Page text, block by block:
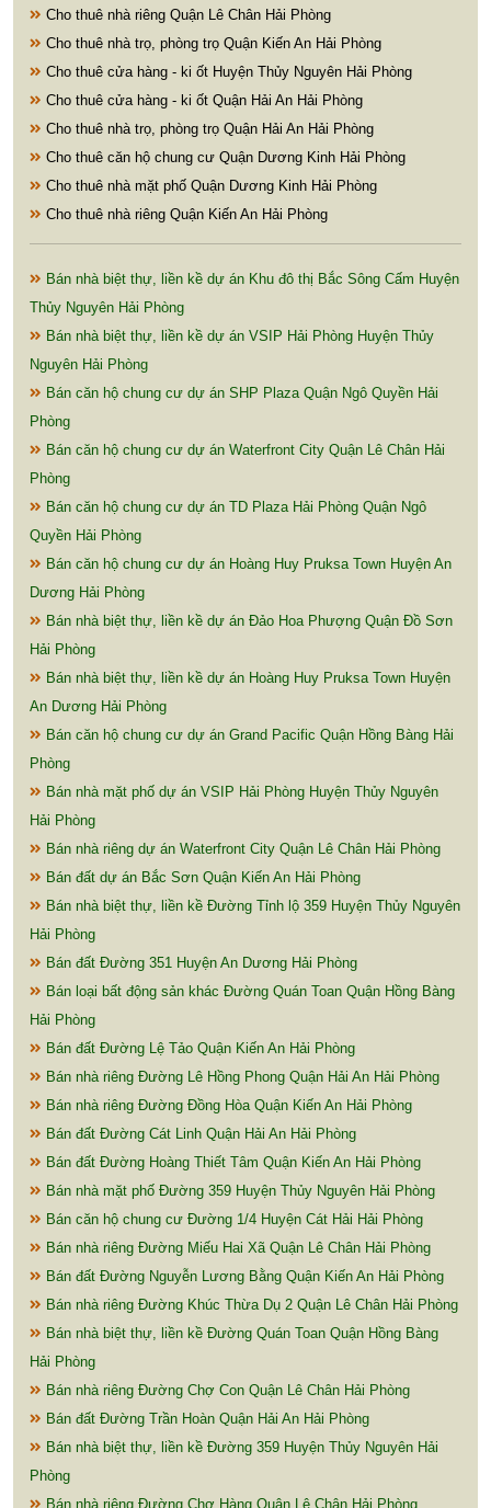
Cho thuê nhà riêng Quận Lê Chân Hải Phòng
Cho thuê nhà trọ, phòng trọ Quận Kiến An Hải Phòng
Cho thuê cửa hàng - ki ốt Huyện Thủy Nguyên Hải Phòng
Cho thuê cửa hàng - ki ốt Quận Hải An Hải Phòng
Cho thuê nhà trọ, phòng trọ Quận Hải An Hải Phòng
Cho thuê căn hộ chung cư Quận Dương Kinh Hải Phòng
Cho thuê nhà mặt phố Quận Dương Kinh Hải Phòng
Cho thuê nhà riêng Quận Kiến An Hải Phòng
Bán nhà biệt thự, liền kề dự án Khu đô thị Bắc Sông Cấm Huyện
Thủy Nguyên Hải Phòng
Bán nhà biệt thự, liền kề dự án VSIP Hải Phòng Huyện Thủy
Nguyên Hải Phòng
Bán căn hộ chung cư dự án SHP Plaza Quận Ngô Quyền Hải
Phòng
Bán căn hộ chung cư dự án Waterfront City Quận Lê Chân Hải
Phòng
Bán căn hộ chung cư dự án TD Plaza Hải Phòng Quận Ngô
Quyền Hải Phòng
Bán căn hộ chung cư dự án Hoàng Huy Pruksa Town Huyện An
Dương Hải Phòng
Bán nhà biệt thự, liền kề dự án Đảo Hoa Phượng Quận Đồ Sơn
Hải Phòng
Bán nhà biệt thự, liền kề dự án Hoàng Huy Pruksa Town Huyện
An Dương Hải Phòng
Bán căn hộ chung cư dự án Grand Pacific Quận Hồng Bàng Hải
Phòng
Bán nhà mặt phố dự án VSIP Hải Phòng Huyện Thủy Nguyên
Hải Phòng
Bán nhà riêng dự án Waterfront City Quận Lê Chân Hải Phòng
Bán đất dự án Bắc Sơn Quận Kiến An Hải Phòng
Bán nhà biệt thự, liền kề Đường Tỉnh lộ 359 Huyện Thủy Nguyên
Hải Phòng
Bán đất Đường 351 Huyện An Dương Hải Phòng
Bán loại bất động sản khác Đường Quán Toan Quận Hồng Bàng
Hải Phòng
Bán đất Đường Lệ Tảo Quận Kiến An Hải Phòng
Bán nhà riêng Đường Lê Hồng Phong Quận Hải An Hải Phòng
Bán nhà riêng Đường Đồng Hòa Quận Kiến An Hải Phòng
Bán đất Đường Cát Linh Quận Hải An Hải Phòng
Bán đất Đường Hoàng Thiết Tâm Quận Kiến An Hải Phòng
Bán nhà mặt phố Đường 359 Huyện Thủy Nguyên Hải Phòng
Bán căn hộ chung cư Đường 1/4 Huyện Cát Hải Hải Phòng
Bán nhà riêng Đường Miếu Hai Xã Quận Lê Chân Hải Phòng
Bán đất Đường Nguyễn Lương Bằng Quận Kiến An Hải Phòng
Bán nhà riêng Đường Khúc Thừa Dụ 2 Quận Lê Chân Hải Phòng
Bán nhà biệt thự, liền kề Đường Quán Toan Quận Hồng Bàng
Hải Phòng
Bán nhà riêng Đường Chợ Con Quận Lê Chân Hải Phòng
Bán đất Đường Trần Hoàn Quận Hải An Hải Phòng
Bán nhà biệt thự, liền kề Đường 359 Huyện Thủy Nguyên Hải
Phòng
Bán nhà riêng Đường Chợ Hàng Quận Lê Chân Hải Phòng